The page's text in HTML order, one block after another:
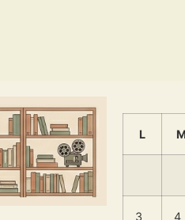
L
3 4